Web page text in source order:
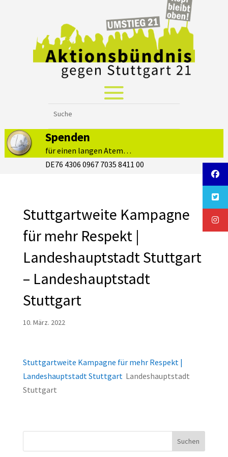
Spenden
für einen langen Atem…
DE76 4306 0967 7035 8411 00
Stuttgartweite Kampagne
für mehr Respekt |
Landeshauptstadt Stuttgart
– Landeshauptstadt
Stuttgart
10. März. 2022
Stuttgartweite Kampagne für mehr Respekt |
Landeshauptstadt Stuttgart Landeshauptstadt
Stuttgart
Suchen